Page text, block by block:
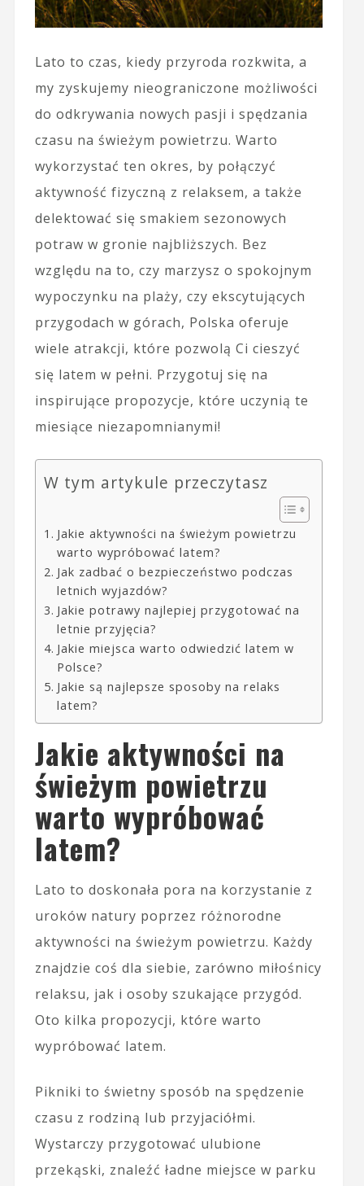
Lato to czas, kiedy przyroda rozkwita, a
my zyskujemy nieograniczone możliwości
do odkrywania nowych pasji i spędzania
czasu na świeżym powietrzu. Warto
wykorzystać ten okres, by połączyć
aktywność fizyczną z relaksem, a także
delektować się smakiem sezonowych
potraw w gronie najbliższych. Bez
względu na to, czy marzysz o spokojnym
wypoczynku na plaży, czy ekscytujących
przygodach w górach, Polska oferuje
wiele atrakcji, które pozwolą Ci cieszyć
się latem w pełni. Przygotuj się na
inspirujące propozycje, które uczynią te
miesiące niezapomnianymi!
W tym artykule przeczytasz
Jakie aktywności na świeżym powietrzu
warto wypróbować latem?
Jak zadbać o bezpieczeństwo podczas
letnich wyjazdów?
Jakie potrawy najlepiej przygotować na
letnie przyjęcia?
Jakie miejsca warto odwiedzić latem w
Polsce?
Jakie są najlepsze sposoby na relaks
latem?
Jakie aktywności na
świeżym powietrzu
warto wypróbować
latem?
Lato to doskonała pora na korzystanie z
uroków natury poprzez różnorodne
aktywności na świeżym powietrzu. Każdy
znajdzie coś dla siebie, zarówno miłośnicy
relaksu, jak i osoby szukające przygód.
Oto kilka propozycji, które warto
wypróbować latem.
Pikniki to świetny sposób na spędzenie
czasu z rodziną lub przyjaciółmi.
Wystarczy przygotować ulubione
przekąski, znaleźć ładne miejsce w parku